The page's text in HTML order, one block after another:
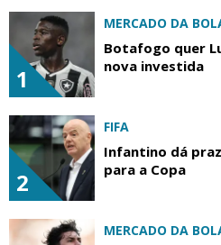
1
MERCADO DA
Botafogo quer
nova investida
2
FIFA
Infantino dá
para a Copa
MERCADO DA